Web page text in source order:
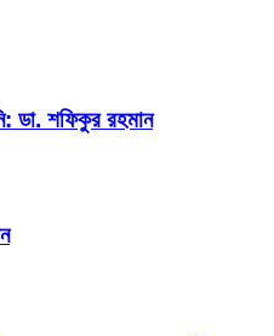
ডা. শফিকুর রহমান